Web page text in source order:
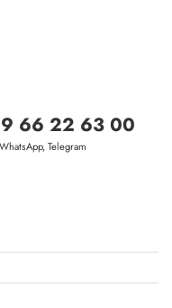
66 22 63 00
Telegram